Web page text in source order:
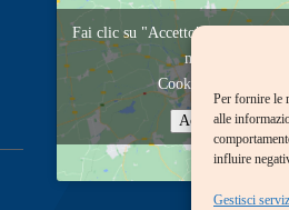
Per fornire le
alle
influire
Gestisci
Fai clic su "Accetto" per abilitare
maps
Cookie Policy
Accetto